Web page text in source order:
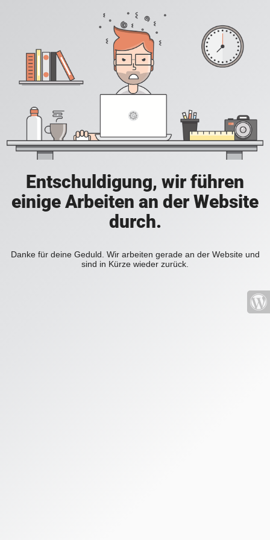
Entschuldigung, wir führen
einige Arbeiten an der Website
durch.
Danke für deine Geduld. Wir arbeiten gerade an der Website und
sind in Kürze wieder zurück.